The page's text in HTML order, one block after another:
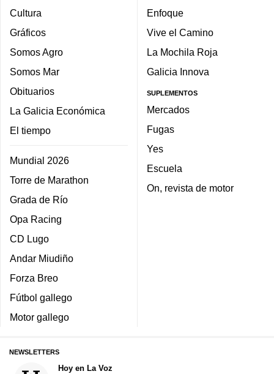
Cultura
Gráficos
Somos Agro
Somos Mar
Obituarios
La Galicia Económica
El tiempo
Mundial 2026
Torre de Marathon
Grada de Río
Opa Racing
CD Lugo
Andar Miudiño
Forza Breo
Fútbol gallego
Motor gallego
Enfoque
Vive el Camino
La Mochila Roja
Galicia Innova
SUPLEMENTOS
Mercados
Fugas
Yes
Escuela
On, revista de motor
NEWSLETTERS
Hoy en La Voz